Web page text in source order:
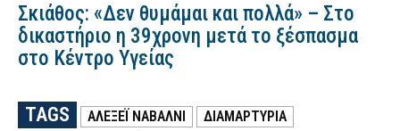
Σκιάθος: «Δεν θυμάμαι και πολλά» – Στο
δικαστήριο η 39χρονη μετά το ξέσπασμα
στο Κέντρο Υγείας
TAGS ΑΛΕΞΈΙ ΝΑΒΆΛΝΙ
ΔΙΑΜΑΡΤΥΡΙΑ